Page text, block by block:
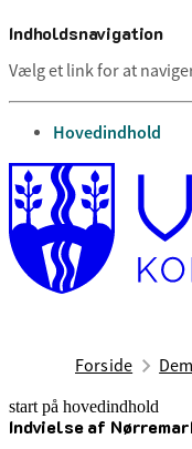
Indholdsnavigation
Vælg et link for at
gå til
Hovedindhold
Forside
start på hovedindhold
Indvielse af
senest opdateret 25.